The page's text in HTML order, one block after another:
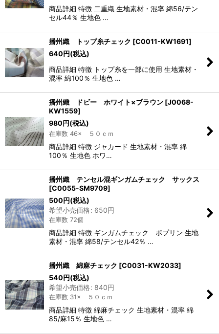
商品詳細 特徴 二重織 生地素材・混率 綿56/テン
セル44％ 生地色 …
播州織 トップ糸チェック [C0011-KW1691]
640円(税込)
商品詳細 特徴 トップ糸を一部に使用 生地素材・
混率 綿100％ 生地色 …
播州織 ドビー ホワイト×ブラウン [J0068-
KW1559]
980円(税込)
在庫数 46× ５０ｃｍ
商品詳細 特徴 ジャカード 生地素材・混率 綿
100％ 生地色 ホワ…
播州織 テンセル混ギンガムチェック サックス
[C0055-SM9709]
500円(税込)
希望小売価格: 650円
在庫数 72個
商品詳細 特徴 ギンガムチェック ポプリン 生地
素材・混率 綿58/テンセル42％ …
播州織 綿麻チェック [C0031-KW2033]
540円(税込)
希望小売価格: 840円
在庫数 31× ５０ｃｍ
商品詳細 特徴 綿麻チェック 生地素材・混率 綿
85/麻15％ 生地色 …